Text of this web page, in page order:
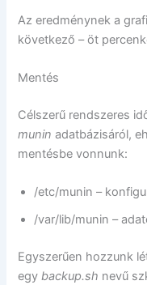
Az eredménynek a
következő – öt
Mentés
Célszerű rendszeres
munin adatbázisáról,
mentésbe vonnunk:
/etc/munin –
/var/lib/munin –
Egyszerűen hozzunk
egybackup.sh nevű